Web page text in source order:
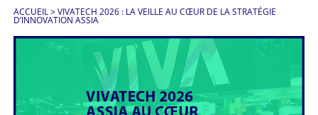
ACCUEIL>VIVATECH 2026 : LA VEILLE AU CŒUR DE LA STRATÉGIE
D’INNOVATION ASSIA